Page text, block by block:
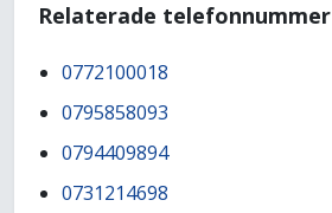
Relaterade telefonnummer
0772100018
0795858093
0794409894
0731214698